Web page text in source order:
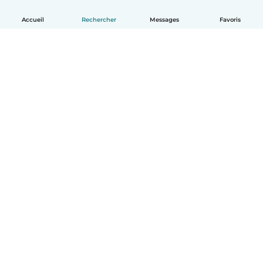
Accueil Rechercher Messages Favoris